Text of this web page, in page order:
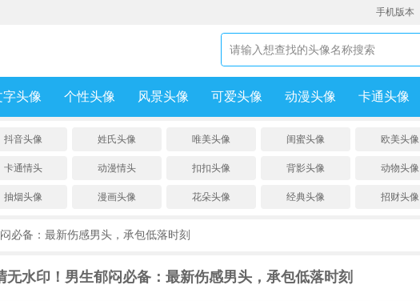
手机版本
字头像 个性头像 风景头像 可爱头像 动漫头像 卡通头像
抖音头像 姓氏头像 唯美头像 闺蜜头像 欧美头像
卡通情头 动漫情头 扣扣头像 背影头像 动物头像
抽烟头像 漫画头像 花朵头像 经典头像 招财头像
必备：最新伤感男头，承包低落时刻
无水印！男生郁闷必备：最新伤感男头，承包低落时刻